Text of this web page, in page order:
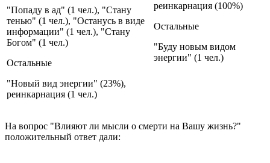
"Попаду в ад" (1 чел.), "Стану
тенью" (1 чел.), "Останусь в виде
информации" (1 чел.), "Стану
Богом" (1 чел.)
Остальные
"Новый вид энергии" (23%),
реинкарнация (1 чел.)
реинкарнация (100%)
Остальные
"Буду новым видом
энергии" (1 чел.)
На вопрос "Влияют ли мысли о смерти на Вашу жизнь?"
положительный ответ дали: